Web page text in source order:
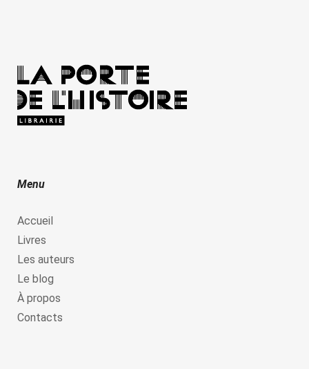
Menu
Accueil
Livres
Les auteurs
Le blog
À propos
Contacts